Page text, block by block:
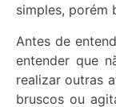
simples, porém
Antes de
entender que
realizar outras
bruscos ou